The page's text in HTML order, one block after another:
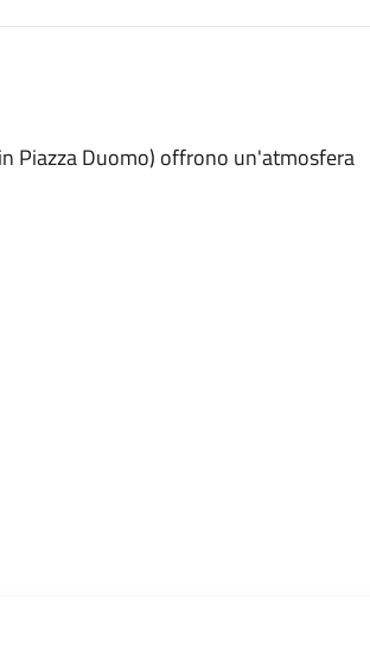
Piazza Duomo) offrono un'atmosfera